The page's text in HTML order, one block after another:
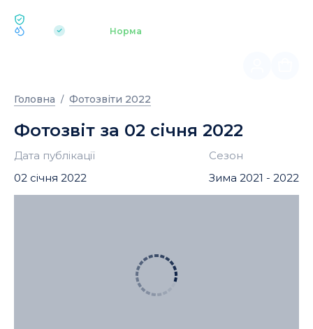
| Норма
Головна Фотозвіти 2022
Фотозвіт за 02 січня 2022
Дата публікації
02 січня 2022
Сезон
Зима 2021 - 2022